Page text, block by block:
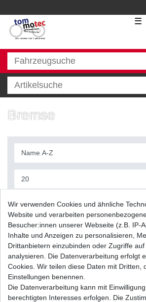
☰
Bremse
Bremsbeläge EBC FA
verschiedene
UVP 29,43 €
1 Satz
Wir verwenden Cookies und ähnliche
Website und verarbeiten
Besucher:innen unserer Webseite (z.B. IP-
Inhalte und Anzeigen zu personalisieren,
Drittanbietern einzubinden oder Zugriffe
analysieren. Die Datenverarbeitung erfolgt
Cookies. Wir teilen diese Daten mit Dritten,
Einstellungen benennen.
Die Datenverarbeitung kann mit
berechtigten Interesses erfolgen. Die